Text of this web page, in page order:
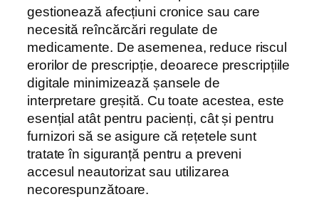
gestionează afecțiuni cronice sau care
necesită reîncărcări regulate de
medicamente. De asemenea, reduce riscul
erorilor de prescripție, deoarece prescripțiile
digitale minimizează șansele de
interpretare greșită. Cu toate acestea, este
esențial atât pentru pacienți, cât și pentru
furnizori să se asigure că rețetele sunt
tratate în siguranță pentru a preveni
accesul neautorizat sau utilizarea
necorespunzătoare.